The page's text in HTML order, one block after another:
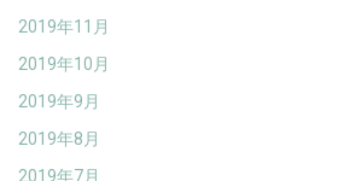
2019年11月
2019年10月
2019年9月
2019年8月
2019年7月